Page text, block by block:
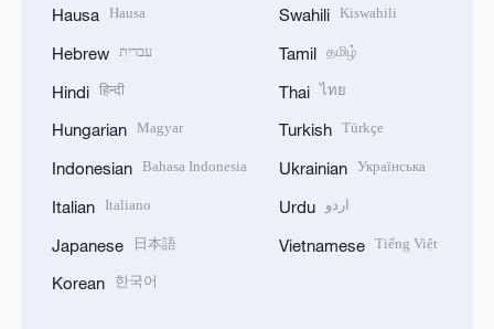
Hausa Hausa
Hebrew עברית
Hindi हिन्दी
Hungarian Magyar
Indonesian Bahasa Indonesia
Italian Italiano
Japanese 日本語
Korean 한국어
Swahili Kiswahili
Tamil தமிழ்
Thai ไทย
Turkish Türkçe
Ukrainian Українська
Urdu اردو
Vietnamese Tiếng Việt